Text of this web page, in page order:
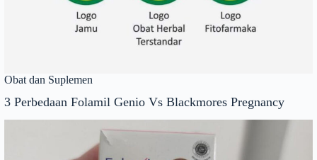
Obat dan Suplemen
3 Perbedaan Folamil Genio Vs Blackmores Pregnancy